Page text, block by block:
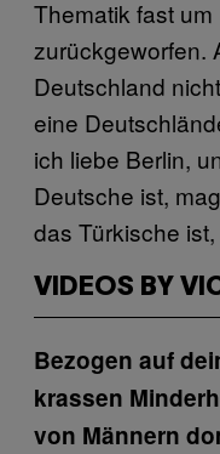
Thematik fast
zurückgeworfen.
Deutschland
eine
ich liebe Berlin,
Deutsche ist,
das Türkische
VIDEOS BY
Bezogen auf
krassen
von Männern